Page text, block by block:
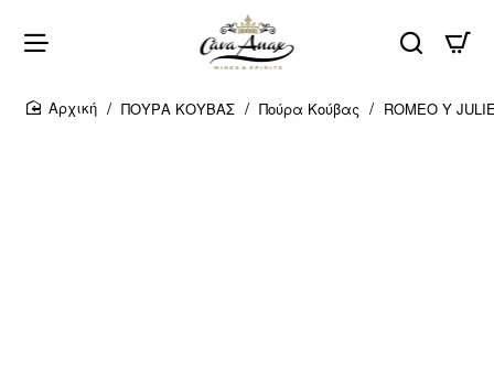
home
ΠΟΥΡΑ ΚΟΥΒΑΣ Πούρα Κούβας ROMEO Y